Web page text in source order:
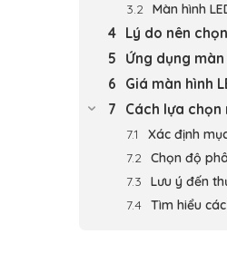
Màn hình
Lý do nên
Ứng dụng
Giá màn hình
Cách lựa chọn
Xác định
Chọn độ
Lưu ý đến
Tìm hiểu